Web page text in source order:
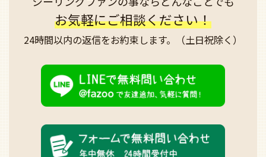
お気軽にご相談ください！
24時間以内の返信をお約束します。 （土日祝除く）